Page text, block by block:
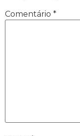
Comentário *